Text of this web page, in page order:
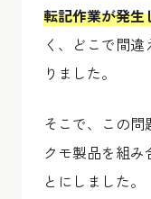
転記作業が発生
く、どこで間
りました。
そこで、この問
クモ製品を組み
とにしました。